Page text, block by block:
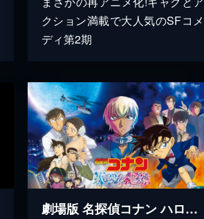
クション満載で大人気のSFコメ
ディ第2期
劇場版 名探偵コナン ハロウィンの花嫁